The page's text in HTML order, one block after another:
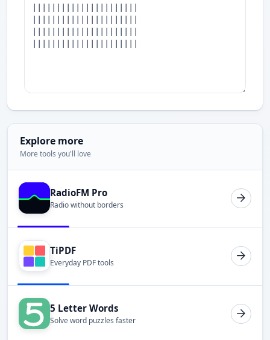
Explore more
More tools you'll love
RadioFM Pro
Radio without borders
TiPDF
Everyday PDF tools
5 Letter Words
Solve word puzzles faster